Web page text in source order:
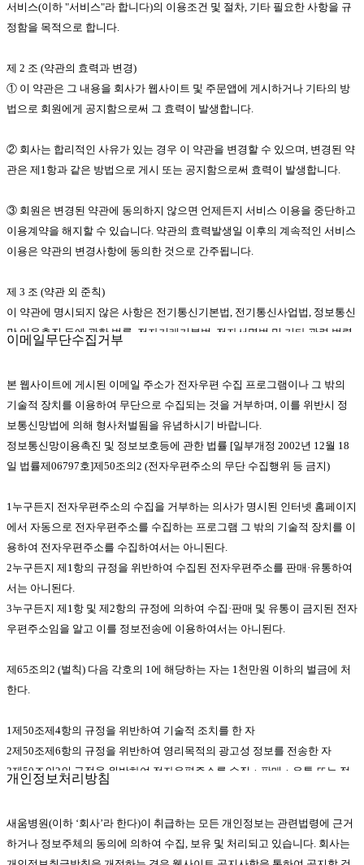
서비스(이하 "서비스"라 합니다)의 이용조건 및 절차, 기타 필요한 사항을 규
정함을 목적으로 합니다.
제 2 조 (약관의 효력과 변경)
① 이 약관은 그 내용을 회사가 웹사이트 및 주문앱에 게시하거나 기타의 방
법으로 회원에게 공지함으로써 그 효력이 발생합니다.
② 회사는 합리적인 사유가 있는 경우 이 약관을 변경할 수 있으며, 변경된 약
관은 제1항과 같은 방법으로 게시 또는 공지함으로써 효력이 발생합니다.
③ 회원은 변경된 약관에 동의하지 않으면 언제든지 서비스 이용을 중단하고
이용계약을 해지할 수 있습니다. 약관의 효력발생일 이후의 계속적인 서비스
이용은 약관의 변경사항에 동의한 것으로 간주됩니다.
제 3 조 (약관 외 준칙)
이 약관에 명시되지 않은 사항은 전기통신기본법, 전기통신사업법, 정보통신
망 이용촉진 등에 관한 법률, 전자거래기본법, 전자서명법 및 기타 관련 법령
제 4 조 (용어의 정의)
① 이 약관에서 사용하는 용어의 정의는 다음과 같습니다.
1.회원 : 회사와 서비스 이용에 관한 계약을 체결하고 이용자 아이디를 부여
받은 자
사가 승인하는 문자, 숫자 또는 양자의 조합 3.비밀번호 : 회원의 본인 확인과
비밀 보호를 위해 회원 자신이 설정한 문자, 숫자 또는 양자의 조합
4.이용계약 : 서비스를 제공받기 위하여 이 약관으로 회사와 회원 간에 체결
하는 계약
5.해지 : 회사 또는 회원이 서비스 개통 후 이용계약을 해약하는 것
6.운영자 : 서비스의 전반적인 관리와 원활한 운영을 위하여 회사에서 선정한
사람
다.
제 5 조 (서비스의 구분)
① 회사가 회원에게 제공하는 서비스는 기본서비스와 부가서비스 등으로 구
분합니다.
② 서비스의 구체적인 종류와 내용은 회사가 이 약관 또는 공지, 이용 안내 등
에서 별도로 정하는 바에 따릅니다.
이메일무단수집거부
본 웹사이트에 게시된 이메일 주소가 전자우편 수집 프로그램이나 그 밖의
기술적 장치를 이용하여 무단으로 수집되는 것을 거부하며, 이를 위반시 정
보통신망법에 의해 형사처벌됨을 유념하시기 바랍니다.
정보통신망이용촉진 및 정보보호등에 관한 법률 [일부개정 2002년 12월 18
일 법률제06797호]제50조의2 (전자우편주소의 무단 수집행위 등 금지)
1누구든지 전자우편주소의 수집을 거부하는 의사가 명시된 인터넷 홈페이지
에서 자동으로 전자우편주소를 수집하는 프로그램 그 밖의 기술적 장치를 이
용하여 전자우편주소를 수집하여서는 아니된다.
2누구든지 제1항의 규정을 위반하여 수집된 전자우편주소를 판매·유통하여
서는 아니된다.
3누구든지 제1항 및 제2항의 규정에 의하여 수집·판매 및 유통이 금지된 전자
우편주소임을 알고 이를 정보전송에 이용하여서는 아니된다.
제65조의2 (벌칙) 다음 각호의 1에 해당하는 자는 1천만원 이하의 벌금에 처
한다.
1제50조제4항의 규정을 위반하여 기술적 조치를 한 자
2제50조제6항의 규정을 위반하여 영리목적의 광고성 정보를 전송한 자
3제50조의2의 규정을 위반하여 전자우편주소를 수집ㆍ판매ㆍ유통 또는 정
본 웹사이트에 게시된 이메일 주소가 전자우편 수집 프로그램이나 그 밖의
기술적 장치를 이용하여 무단으로 수집되는 것을 거부하며, 이를 위반시 정
개인정보처리방침
새움병원(이하 ‘회사’라 한다)이 취급하는 모든 개인정보는 관련법령에 근거
하거나 정보주체의 동의에 의하여 수집, 보유 및 처리되고 있습니다. 회사는